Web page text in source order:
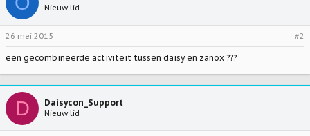
Nieuw lid
26 mei 2015 #2
een gecombineerde activiteit tussen daisy en zanox ???
D Daisycon_Support
Nieuw lid